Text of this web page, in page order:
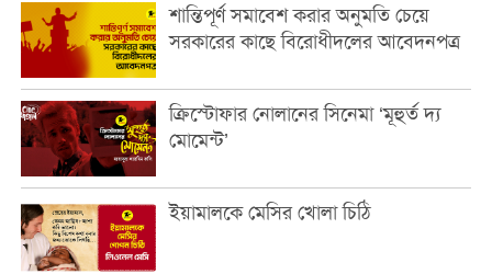
শান্তিপূর্ণ সমাবেশ করার অনুমতি চেয়ে
সরকারের কাছে বিরোধীদলের আবেদনপত্র
ক্রিস্টোফার নোলানের সিনেমা ‘মূহুর্ত দ্য
মোমেন্ট’
ইয়ামালকে মেসির খোলা চিঠি